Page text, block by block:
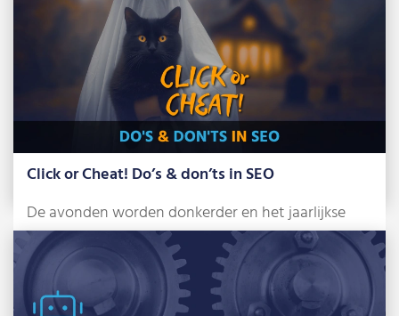
Lees meer »
Click or Cheat! Do’s & don’ts in SEO
De avonden worden donkerder en het jaarlijkse
griezelfeest staat alweer voor de deur: Halloween.
[…]
Lees meer »